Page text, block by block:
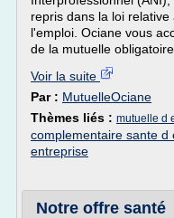
repris dans la loi
l'emploi. Ociane vous
de la mutuelle obligatoire
Voir la suite
Par : MutuelleOciane
Thèmes liés : mutuelle d
complementaire sante d
entreprise
Notre offre santé